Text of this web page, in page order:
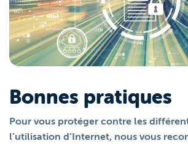
Bonnes pratiques
Pour vous protéger contre les
l’utilisation d’Internet, nous vous